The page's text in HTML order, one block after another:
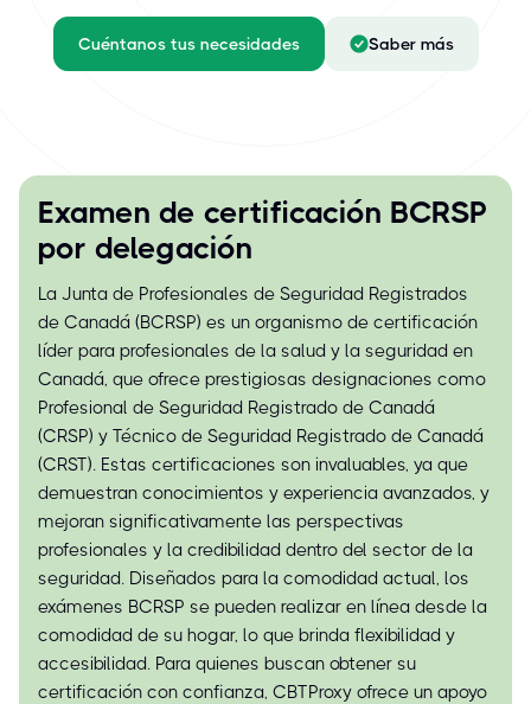
Cuéntanos tus necesidades Saber más
Examen de certificación BCRSP
por delegación
La Junta de Profesionales de Seguridad Registrados
de Canadá (BCRSP) es un organismo de certificación
líder para profesionales de la salud y la seguridad en
Canadá, que ofrece prestigiosas designaciones como
Profesional de Seguridad Registrado de Canadá
(CRSP) y Técnico de Seguridad Registrado de Canadá
(CRST). Estas certificaciones son invaluables, ya que
demuestran conocimientos y experiencia avanzados, y
mejoran significativamente las perspectivas
profesionales y la credibilidad dentro del sector de la
seguridad. Diseñados para la comodidad actual, los
exámenes BCRSP se pueden realizar en línea desde la
comodidad de su hogar, lo que brinda flexibilidad y
accesibilidad. Para quienes buscan obtener su
certificación con confianza, CBTProxy ofrece un apoyo